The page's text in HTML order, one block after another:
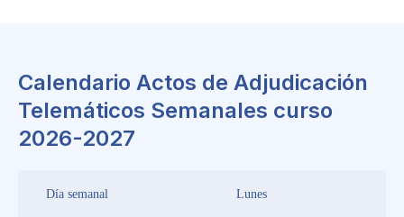
Calendario Actos de Adjudicación
Telemáticos Semanales curso
2026-2027
Día semanal Lunes